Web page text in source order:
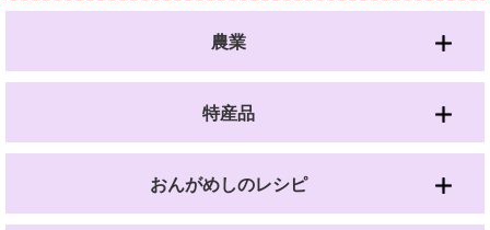
農業
特産品
おんがめしのレシピ